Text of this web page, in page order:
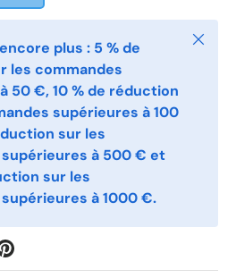
plus : 5 % de
les commandes
50 €, 10 % de réduction
supérieures à 100
sur les
à 500 € et
sur les
à 1000 €.
Fermer